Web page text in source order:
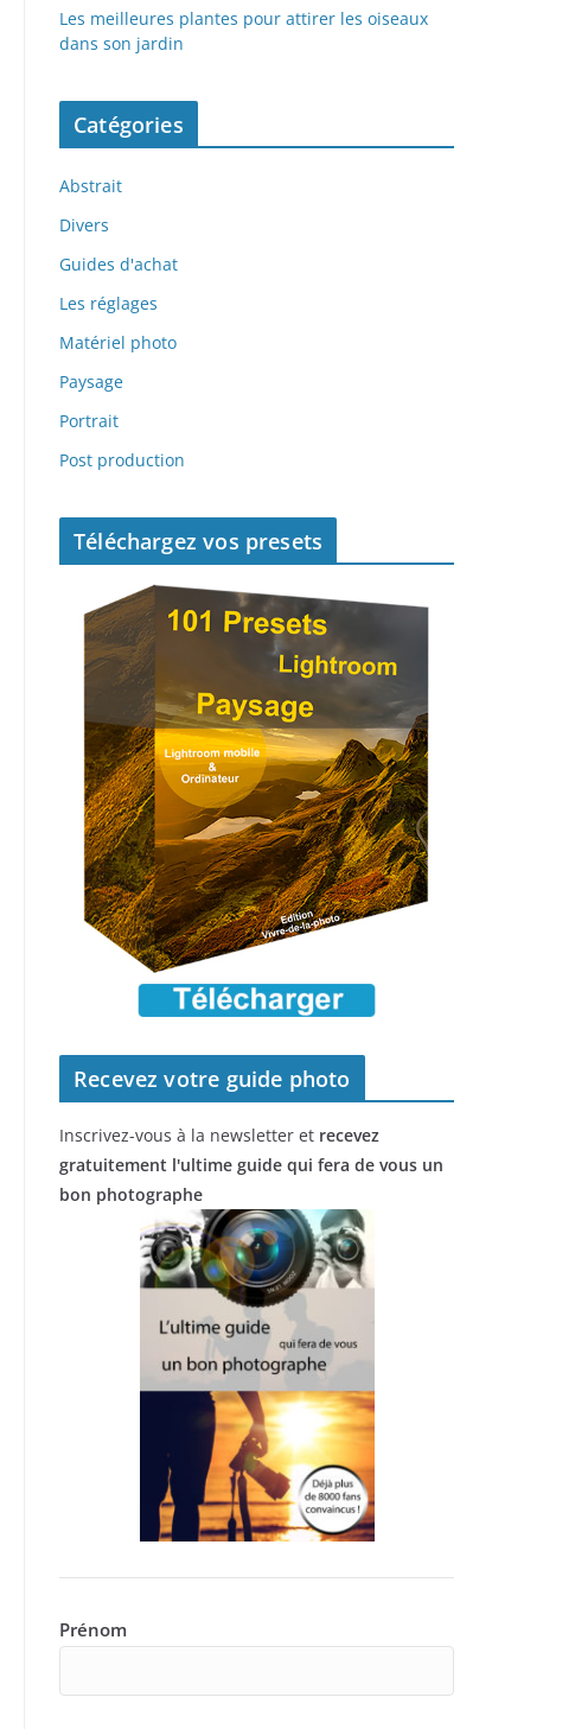
Les meilleures plantes pour attirer les oiseaux
dans son jardin
Catégories
Abstrait
Divers
Guides d'achat
Les réglages
Matériel photo
Paysage
Portrait
Post production
Téléchargez vos presets
Recevez votre guide photo
Inscrivez-vous à la newsletter et recevez
gratuitement l'ultime guide qui fera de vous un
bon photographe
Prénom